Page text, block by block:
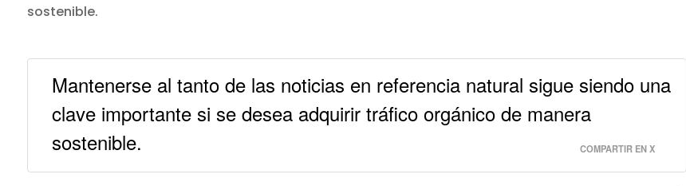
sostenible.
Mantenerse al tanto de las noticias en referencia natural sigue siendo una
clave importante si se desea adquirir tráfico orgánico de manera
sostenible.
COMPARTIR EN X